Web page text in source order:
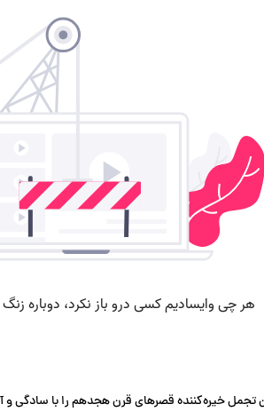
تجمل خیره‌کننده قصرهای قرن هجدهم را با